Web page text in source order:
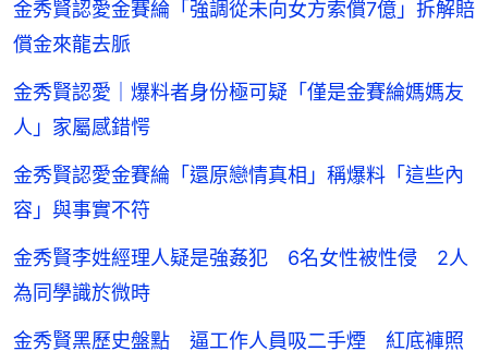
金秀賢認愛金賽綸「強調從未向女方索償7億」拆解賠
償金來龍去脈
金秀賢認愛｜爆料者身份極可疑「僅是金賽綸媽媽友
人」家屬感錯愕
金秀賢認愛金賽綸「還原戀情真相」稱爆料「這些內
容」與事實不符
金秀賢李姓經理人疑是強姦犯 6名女性被性侵 2人
為同學識於微時
金秀賢黑歷史盤點 逼工作人員吸二手煙 紅底褲照